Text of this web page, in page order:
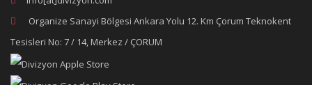
Organize Sanayi Bölgesi Ankara Yolu 12. Km Çorum Teknokent
Tesisleri No: 7 / 14, Merkez / ÇORUM